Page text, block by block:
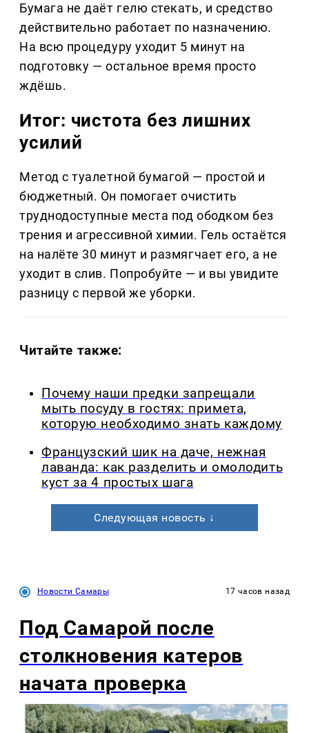
Бумага не даёт гелю стекать, и средство
действительно работает по назначению.
На всю процедуру уходит 5 минут на
подготовку — остальное время просто
ждёшь.
Итог: чистота без лишних
усилий
Метод с туалетной бумагой — простой и
бюджетный. Он помогает очистить
труднодоступные места под ободком без
трения и агрессивной химии. Гель остаётся
на налёте 30 минут и размягчает его, а не
уходит в слив. Попробуйте — и вы увидите
разницу с первой же уборки.
Читайте также:
Почему наши предки запрещали
мыть посуду в гостях: примета,
которую необходимо знать каждому
Французский шик на даче, нежная
лаванда: как разделить и омолодить
куст за 4 простых шага
Следующая новость ↓
Новости Самары 17 часов назад
Под Самарой после
столкновения катеров
начата проверка